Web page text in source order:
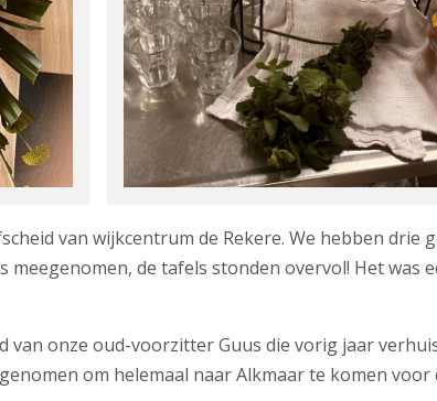
van wijkcentrum de Rekere. We hebben drie
de tafels stonden overvol! Het was
van onze oud-voorzitter Guus die vorig jaar
om helemaal naar Alkmaar te komen voor